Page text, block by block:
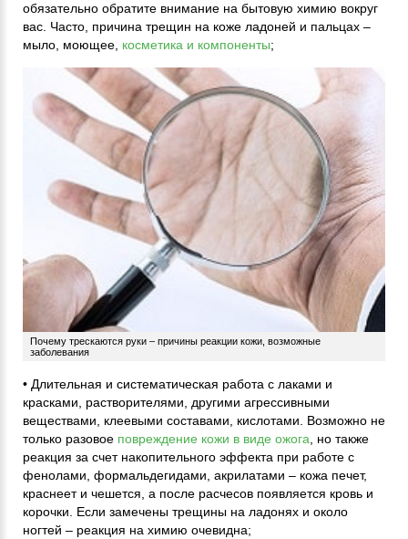
обязательно обратите внимание на бытовую химию вокруг
вас. Часто, причина трещин на коже ладоней и пальцах –
мыло, моющее, косметика и компоненты;
Почему трескаются руки – причины реакции кожи, возможные
заболевания
• Длительная и систематическая работа с лаками и
красками, растворителями, другими агрессивными
веществами, клеевыми составами, кислотами. Возможно не
только разовое повреждение кожи в виде ожога , но также
реакция за счет накопительного эффекта при работе с
фенолами, формальдегидами, акрилатами – кожа печет,
краснеет и чешется, а после расчесов появляется кровь и
корочки. Если замечены трещины на ладонях и около
ногтей – реакция на химию очевидна;